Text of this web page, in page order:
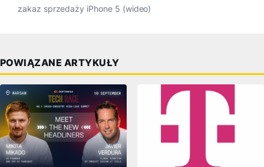
zakaz sprzedaży iPhone 5 (wideo)
POWIĄZANE ARTYKUŁY